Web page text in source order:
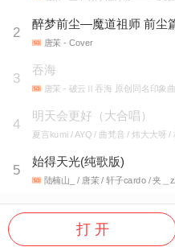
2
醉梦前尘—魔道祖师 前尘
唐茉 - Cover
3
吞海
唐茉 - 破云Ⅱ吞海 原创同名印象曲
4
明天会更好（大合唱）
5
始得天光(纯歌版)
陆楠山_ / 唐茉 / 轩子cardo / 夹＿
打 开